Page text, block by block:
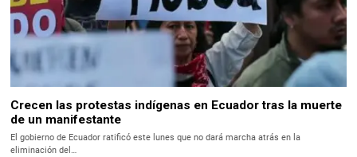
Crecen las protestas indígenas en Ecuador tras la muerte
de un manifestante
El gobierno de Ecuador ratificó este lunes que no dará marcha atrás en la
eliminación del…